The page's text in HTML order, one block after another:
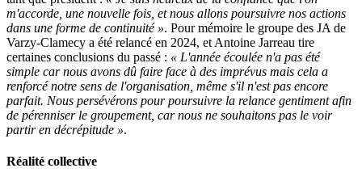
m'accorde, une nouvelle fois, et nous allons poursuivre nos actions
dans une forme de continuité ». Pour mémoire le groupe des JA de
Varzy-Clamecy a été relancé en 2024, et Antoine Jarreau tire
certaines conclusions du passé : « L'année écoulée n'a pas été
simple car nous avons dû faire face à des imprévus mais cela a
renforcé notre sens de l'organisation, même s'il n'est pas encore
parfait. Nous persévérons pour poursuivre la relance gentiment afin
de pérenniser le groupement, car nous ne souhaitons pas le voir
partir en décrépitude ».
Réalité collective